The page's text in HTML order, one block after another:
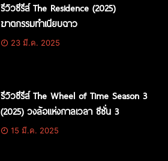
รีวิวซีรีส์ The Residence (2025)
ฆาตกรรมทำเนียบฉาว
23 มี.ค. 2025
รีวิวซีรีส์ The Wheel of Time Season 3
(2025) วงล้อแห่งกาลเวลา ซีซั่น 3
15 มี.ค. 2025